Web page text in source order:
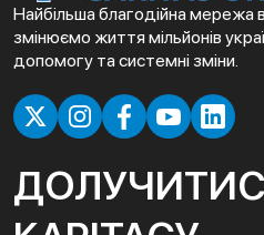
Найбільша благодійна мережа
змінюємо життя мільйонів
допомогу та системні зміни.